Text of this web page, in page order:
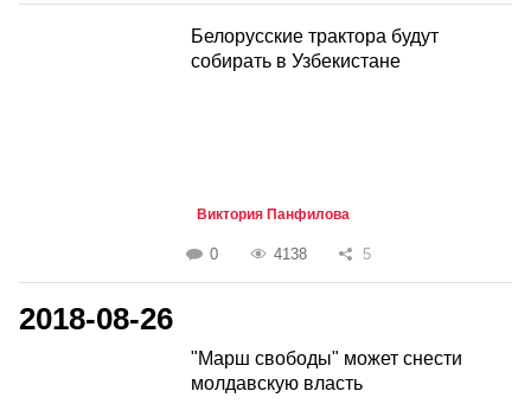
Белорусские трактора будут
собирать в Узбекистане
Виктория Панфилова
0 4138 5
2018-08-26
"Марш свободы" может снести
молдавскую власть